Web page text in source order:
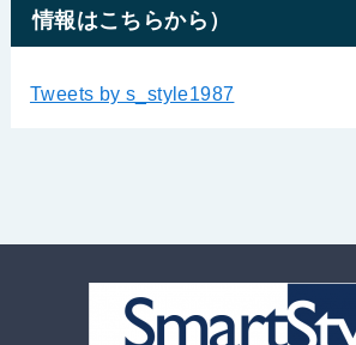
情報はこちらから）
Tweets by s_style1987